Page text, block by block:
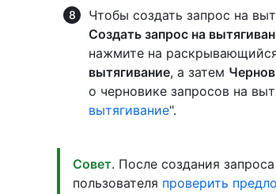
Чтобы создать запрос на
Создать запрос на
нажмите на
вытягивание, а затем
о черновике запросов на
вытягивание".
Совет. После создания
пользователя проверить